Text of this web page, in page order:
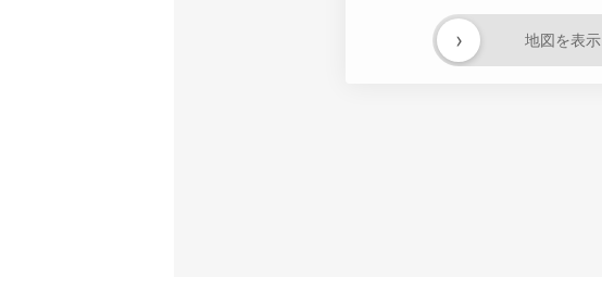
地図を表示
›